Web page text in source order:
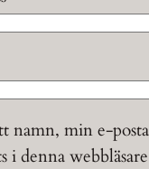
namn, min e-
i denna